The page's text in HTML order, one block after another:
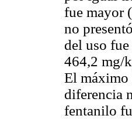
fue mayor
no
del uso
464,2 mg/
El máximo
diferencia
fentanilo